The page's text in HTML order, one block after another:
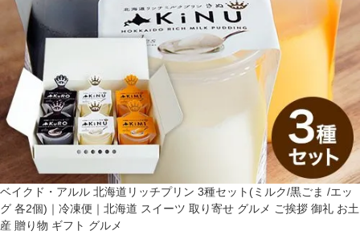
ベイクド・アルル 北海道リッチプリン 3種セット(ミルク/黒ごま /エッ
グ 各2個)｜冷凍便｜北海道 スイーツ 取り寄せ グルメ ご挨拶 御礼 お土
産 贈り物 ギフト グルメ